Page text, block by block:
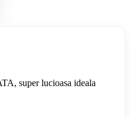
super lucioasa ideala